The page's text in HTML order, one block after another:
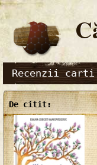
Recenzii carti
De citit: